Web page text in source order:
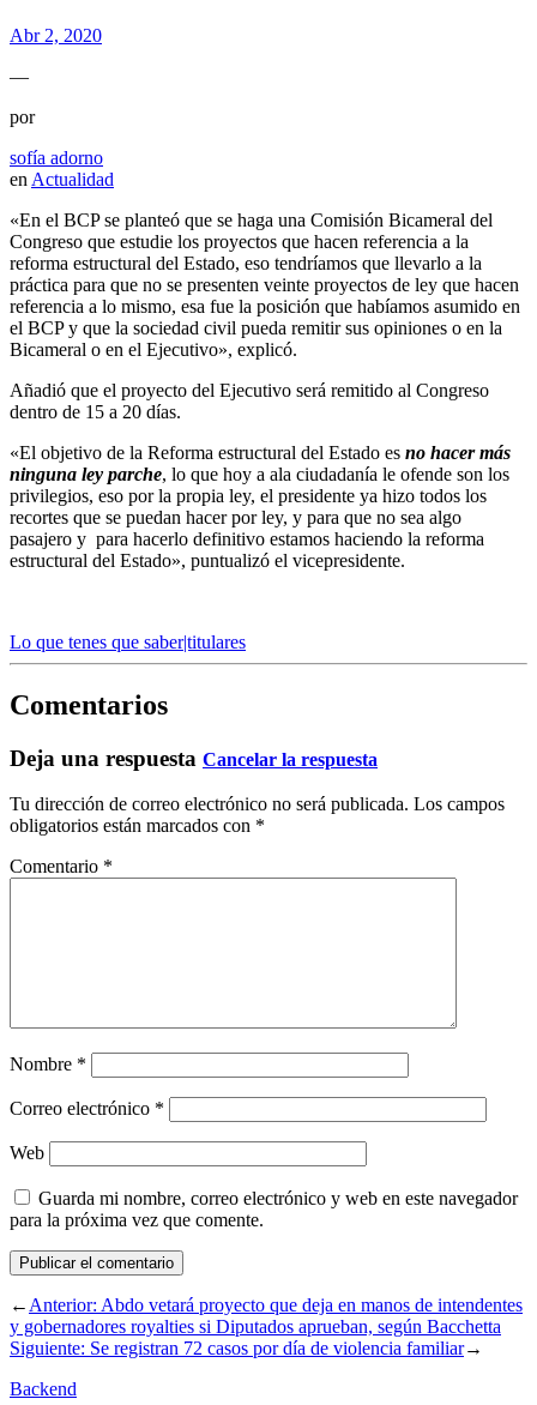
Abr 2, 2020
—
por
sofía adorno
en Actualidad
«En el BCP se planteó que se haga una Comisión Bicameral del
Congreso que estudie los proyectos que hacen referencia a la
reforma estructural del Estado, eso tendríamos que llevarlo a la
práctica para que no se presenten veinte proyectos de ley que hacen
referencia a lo mismo, esa fue la posición que habíamos asumido en
el BCP y que la sociedad civil pueda remitir sus opiniones o en la
Bicameral o en el Ejecutivo», explicó.
Añadió que el proyecto del Ejecutivo será remitido al Congreso
dentro de 15 a 20 días.
«El objetivo de la Reforma estructural del Estado es no hacer más
ninguna ley parche, lo que hoy a ala ciudadanía le ofende son los
privilegios, eso por la propia ley, el presidente ya hizo todos los
recortes que se puedan hacer por ley, y para que no sea algo
pasajero y para hacerlo definitivo estamos haciendo la reforma
estructural del Estado», puntualizó el vicepresidente.
Lo que tenes que saber|titulares
Comentarios
Deja una respuesta Cancelar la respuesta
Tu dirección de correo electrónico no será publicada. Los campos
obligatorios están marcados con *
Comentario *
Nombre *
Correo electrónico *
Web
Guarda mi nombre, correo electrónico y web en este navegador
para la próxima vez que comente.
←Anterior: Abdo vetará proyecto que deja en manos de intendentes
y gobernadores royalties si Diputados aprueban, según Bacchetta
Siguiente: Se registran 72 casos por día de violencia familiar→
Backend